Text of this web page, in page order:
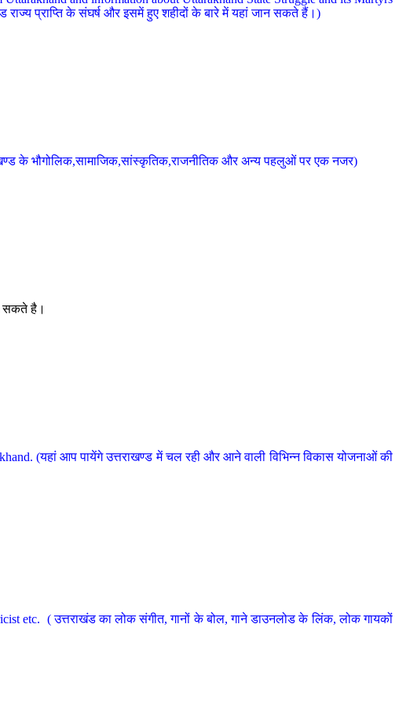
राज्य प्राप्ति के संघर्ष और इसमें हुए शहीदों के बारे में यहां जान सकते हैं।)
के भौगोलिक,सामाजिक,सांस्कृतिक,राजनीतिक और अन्य पहलुओं पर एक नजर)
सकते है।
(यहां आप पायेंगे उत्तराखण्ड में चल रही और आने वाली विभिन्न विकास योजनाओं की
etc. ( उत्तराखंड का लोक संगीत, गानों के बोल, गाने डाउनलोड के लिंक, लोक गायकों